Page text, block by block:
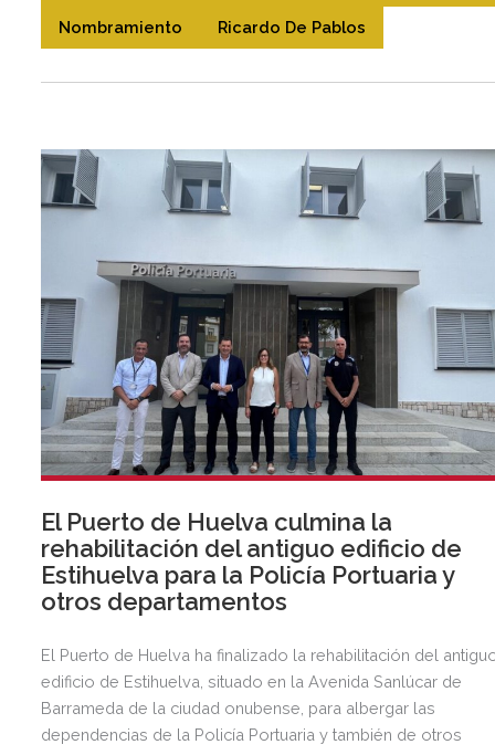
Nombramiento Ricardo De Pablos
El Puerto de Huelva culmina la
rehabilitación del antiguo edificio de
Estihuelva para la Policía Portuaria y
otros departamentos
El Puerto de Huelva ha finalizado la rehabilitación del
edificio de Estihuelva, situado en la Avenida Sanlúcar de
Barrameda de la ciudad onubense, para albergar las
dependencias de la Policía Portuaria y también de otros